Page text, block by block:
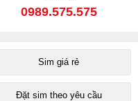
0989.575.575
Sim giá rẻ
Đặt sim theo yêu cầu